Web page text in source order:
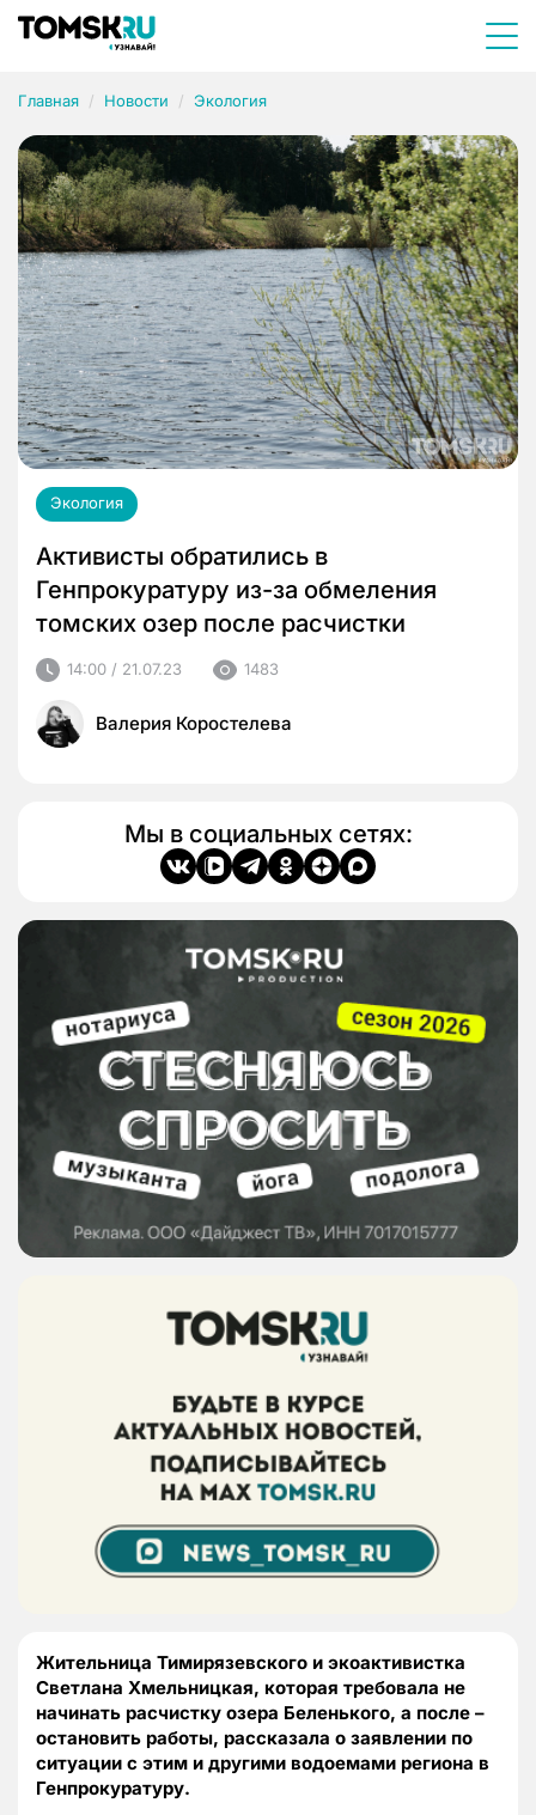
Главная Новости Экология
Экология
Активисты обратились в
Генпрокуратуру из-за обмеления
томских озер после расчистки
14:00 / 21.07.23 1483
Валерия Коростелева
Мы в социальных сетях:
Жительница Тимирязевского и экоактивистка
Светлана Хмельницкая, которая требовала не
начинать расчистку озера Беленького, а после –
остановить работы, рассказала о заявлении по
ситуации с этим и другими водоемами региона в
Генпрокуратуру.